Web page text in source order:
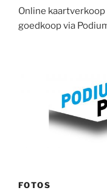
Online
goedkoop via
FOTOS